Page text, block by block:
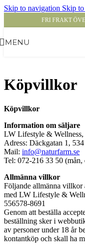
Skip to navigation Skip
FRI FRAKT
MENU
Köpvillkor
Köpvillkor
Information om säljare
LW Lifestyle & Wellness,
Adress: Däckgatan 1,
Mail: info@naturfarm.se
Tel: 072-216 33 50 (mån,
Allmänna villkor
Följande allmänna villkor
med LW Lifestyle &
556578-8691
Genom att beställa
beställning sker i
av personer under 18 år
kontantköp och skall ha